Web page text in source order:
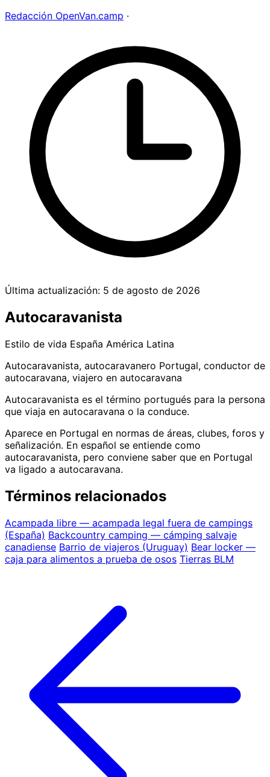
Redacción OpenVan.camp ·
Última actualización: 5 de agosto de 2026
Autocaravanista
Estilo de vida España América Latina
Autocaravanista, autocaravanero Portugal, conductor de
autocaravana, viajero en autocaravana
Autocaravanista es el término portugués para la persona
que viaja en autocaravana o la conduce.
Aparece en Portugal en normas de áreas, clubes, foros y
señalización. En español se entiende como
autocaravanista, pero conviene saber que en Portugal
va ligado a autocaravana.
Términos relacionados
Acampada libre — acampada legal fuera de campings
(España) Backcountry camping — cámping salvaje
canadiense Barrio de viajeros (Uruguay) Bear locker —
caja para alimentos a prueba de osos Tierras BLM